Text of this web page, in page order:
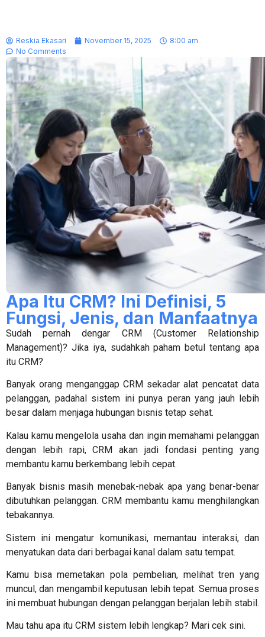
Reskia Ekasari November 15, 2025
8:00 am
No Comments
Apa Itu CRM? Ini Definisi, 5
Fungsi, Jenis, dan Manfaatnya
Sudah pernah dengar CRM (Customer Relationship
Management)? Jika iya, sudahkah paham betul tentang apa
itu CRM?
Banyak orang menganggap CRM sekadar alat pencatat data
pelanggan, padahal sistem ini punya peran yang jauh lebih
besar dalam menjaga hubungan bisnis tetap sehat.
Kalau kamu mengelola usaha dan ingin memahami pelanggan
dengan lebih rapi, CRM akan jadi fondasi penting yang
membantu kamu berkembang lebih cepat.
Banyak bisnis masih menebak-nebak apa yang benar-benar
dibutuhkan pelanggan. CRM membantu kamu menghilangkan
tebakannya.
Sistem ini mengatur komunikasi, memantau interaksi, dan
menyatukan data dari berbagai kanal dalam satu tempat.
Kamu bisa memetakan pola pembelian, melihat tren yang
muncul, dan mengambil keputusan lebih tepat. Semua proses
ini membuat hubungan dengan pelanggan berjalan lebih stabil.
Mau tahu apa itu CRM sistem lebih lengkap? Mari cek sini.